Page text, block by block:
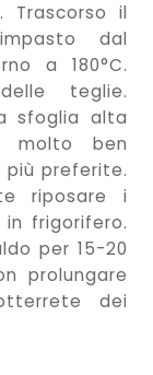
Trascorso il
dal
a 180°C.
teglie.
sfoglia alta
molto ben
preferite.
riposare i
frigorifero.
per 15-20
prolungare
dei